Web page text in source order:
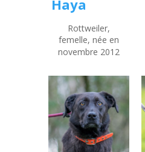
Haya
Rottweiler,
femelle, née en
novembre 2012